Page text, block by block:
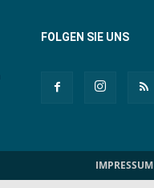
FOLGEN SIE UNS
IMPRESSUM